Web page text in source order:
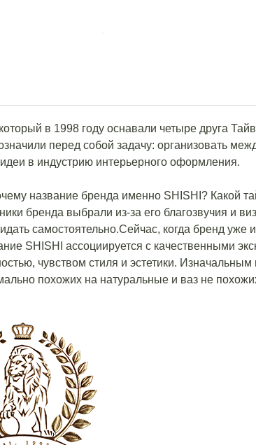
в 1998 году оснавали четыре друга
перед собой задачу: организовать
в индустрию интерьерного оформления.
название бренда именно SHISHI? Какой
бренда выбрали из-за его благозвучия и
самостоятельно.Сейчас, когда бренд уже
SHISHI ассоциируется с качественными
чувством стиля и эстетики.
похожих на натуральные и ваз не